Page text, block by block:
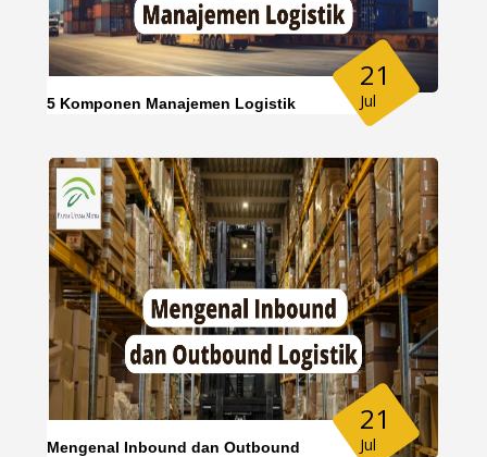
5 Komponen Manajemen Logistik
21
Jul
Mengenal Inbound dan Outbound
21
Jul